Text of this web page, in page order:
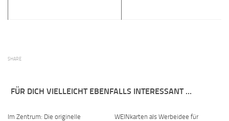
SHARE
FÜR DICH VIELLEICHT EBENFALLS INTERESSANT …
Im Zentrum: Die originelle
WEINkarten als Werbeidee für